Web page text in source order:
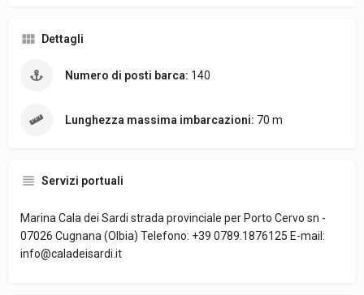
Dettagli
Numero di posti barca: 140
Lunghezza massima imbarcazioni: 70 m
Servizi portuali
Marina Cala dei Sardi strada provinciale per Porto Cervo sn -
07026 Cugnana (Olbia) Telefono: +39 0789.1876125 E-mail:
info@caladeisardi.it